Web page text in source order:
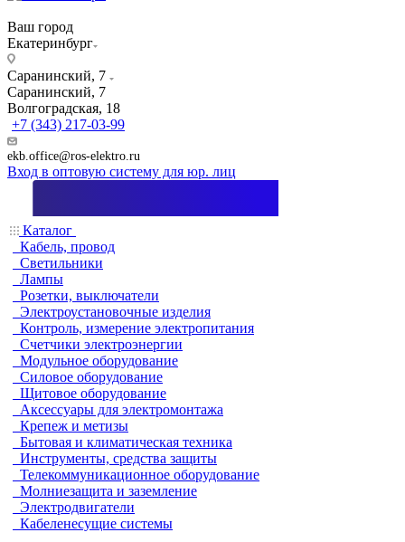
Ваш город
Екатеринбург
Саранинский, 7
Саранинский, 7
Волгоградская, 18
+7 (343) 217-03-99
ekb.office@ros-elektro.ru
Вход в оптовую систему для юр. лиц
Каталог
Кабель, провод
Светильники
Лампы
Розетки, выключатели
Электроустановочные изделия
Контроль, измерение электропитания
Счетчики электроэнергии
Модульное оборудование
Силовое оборудование
Щитовое оборудование
Аксессуары для электромонтажа
Крепеж и метизы
Бытовая и климатическая техника
Инструменты, средства защиты
Телекоммуникационное оборудование
Молниезащита и заземление
Электродвигатели
Кабеленесущие системы